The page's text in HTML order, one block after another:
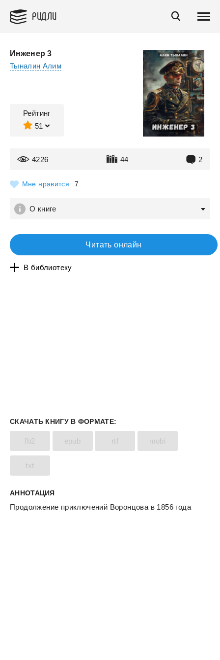
РИДЛИ
Инженер 3
Тыналин Алим
Рейтинг
51
4226 44 2
Мне нравится 7
О книге
Читать онлайн
В библиотеку
СКАЧАТЬ КНИГУ В ФОРМАТЕ:
fb2 epub rtf mobi
txt
АННОТАЦИЯ
Продолжение приключений Воронцова в 1856 года